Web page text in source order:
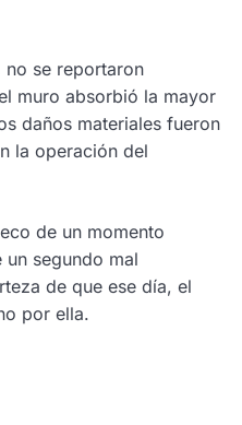
no se reportaron
muro absorbió la mayor
daños materiales fueron
la operación del
de un momento
segundo mal
de que ese día, el
por ella.